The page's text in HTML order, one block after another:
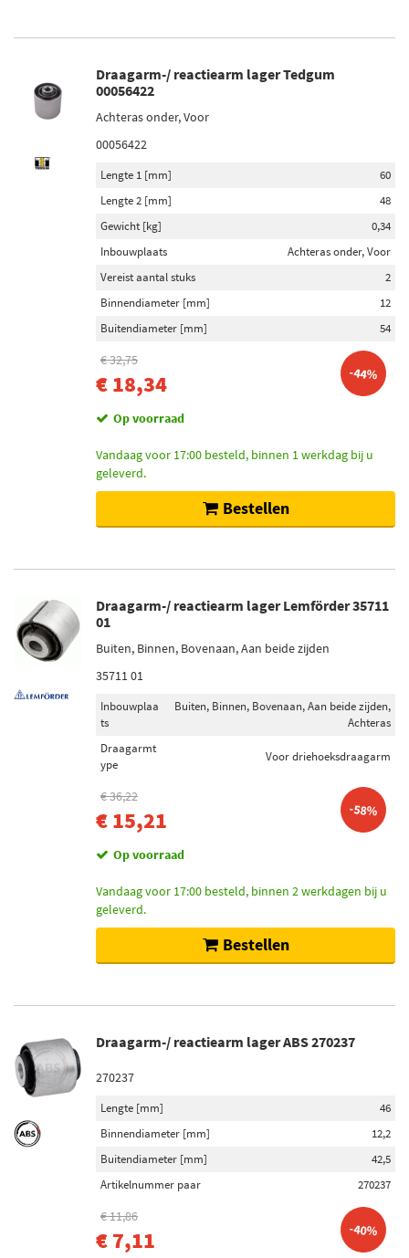
Draagarm-/ reactiearm lager Tedgum
00056422
Achteras onder, Voor
00056422
Lengte 1 [mm]
60
Lengte 2 [mm]
48
Gewicht [kg]
0,34
Inbouwplaats
Achteras onder, Voor
Vereist aantal stuks
2
Binnendiameter [mm]
12
Buitendiameter [mm]
54
€ 32,75
€ 18,34 -44%
Op voorraad
Vandaag voor 17:00 besteld, binnen 1 werkdag bij u
geleverd.
Bestellen
Draagarm-/ reactiearm lager Lemförder 35711
01
Buiten, Binnen, Bovenaan, Aan beide zijden
35711 01
Inbouwplaa
ts
Buiten, Binnen, Bovenaan, Aan beide zijden,
Achteras
Draagarmt
ype
Voor driehoeksdraagarm
€ 36,22
€ 15,21 -58%
Op voorraad
Vandaag voor 17:00 besteld, binnen 2 werkdagen bij u
geleverd.
Bestellen
Draagarm-/ reactiearm lager ABS 270237
270237
Lengte [mm]
46
Binnendiameter [mm]
12,2
Buitendiameter [mm]
42,5
Artikelnummer paar
270237
€ 11,86
€ 7,11 -40%